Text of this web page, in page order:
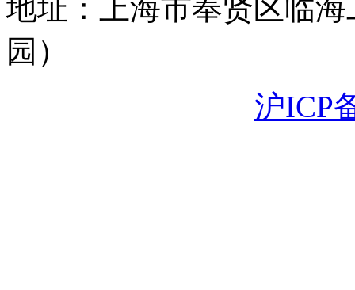
地址：上海市奉贤区临
园）
沪ICP